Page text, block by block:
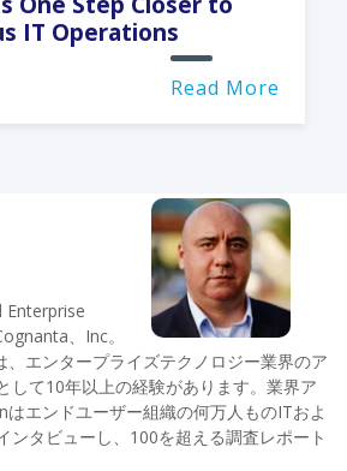
IT Operations
Read More
Enterprise
、Inc。
エンタープライズテクノロジー業界のア
して10年以上の経験があります。業界ア
エンドユーザー組織の何万人ものITおよ
ンタビューし、100を超える調査レポート